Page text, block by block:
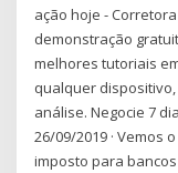
ação hoje -
demonstração
melhores tutoriais
qualquer
análise. Negocie 7
26/09/2019 · Vemos
imposto para